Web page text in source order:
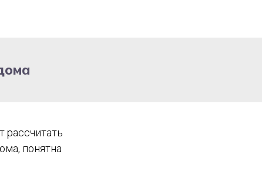
рассчитать
понятна